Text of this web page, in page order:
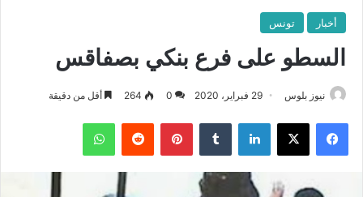
أخبار تونس
السطو على فرع بنكي بصفاقس
نيوز بلوس 29 فبراير، 2020 0
264 أقل من دقيقة
فيسبوك X لينكدإن بينتيريست واتساب